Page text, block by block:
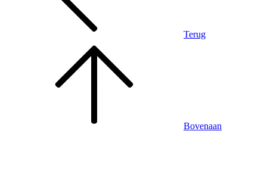
Terug
Bovenaan